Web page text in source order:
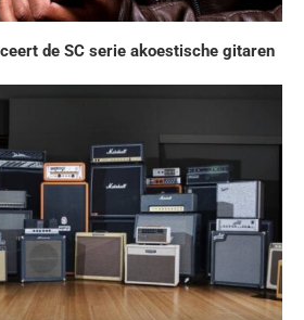
de SC serie akoestische gitaren